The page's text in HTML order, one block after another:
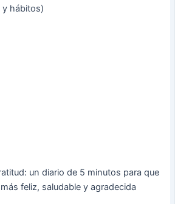
y hábitos)
un diario de 5 minutos para que
feliz, saludable y agradecida